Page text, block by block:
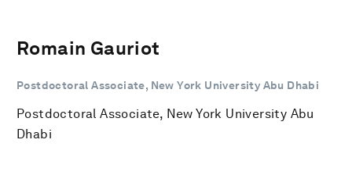
Romain Gauriot
Postdoctoral Associate, New York University Abu Dhabi
Postdoctoral Associate, New York University Abu
Dhabi